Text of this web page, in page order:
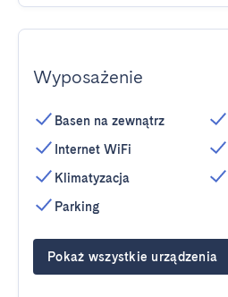
Wyposażenie
Basen na zewnątrz
Internet WiFi
Klimatyzacja
Parking
Pokaż wszystkie urządzenia